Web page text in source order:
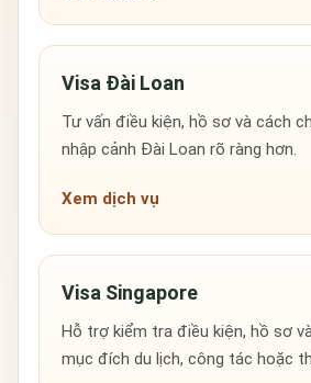
Visa Đài Loan
Tư vấn điều kiện, hồ sơ và cách
nhập cảnh Đài Loan rõ ràng hơn.
Xem dịch vụ
Visa Singapore
Hỗ trợ kiểm tra điều kiện, hồ sơ
mục đích du lịch, công tác hoặc